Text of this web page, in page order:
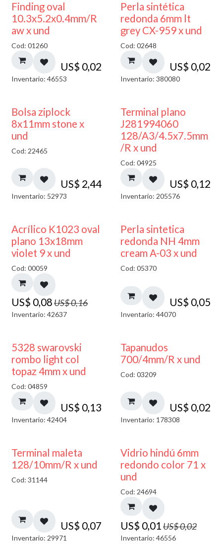
Finding oval
10.3x5.2x0.4mm/R
aw x und
Cod: 01260
US$ 0,02
Inventario: 46553
Perla sintética
redonda 6mm lt
grey CX-959 x und
Cod: 02648
US$ 0,02
Inventario: 380080
¡NUEVO!
Bolsa ziplock
8x11mm stone x
und
Cod: 22465
US$ 2,44
Inventario: 52973
Terminal plano
J281994060
128/A3/4.5x7.5mm
/R x und
Cod: 04925
US$ 0,12
Inventario: 205576
50% DESCUENTO
Acrílico K1023 oval
plano 13x18mm
violet 9 x und
Cod: 00059
US$ 0,08US$0,16
Inventario: 42637
Perla sintetica
redonda NH 4mm
cream A-03 x und
Cod: 05370
US$ 0,05
Inventario: 44070
5328 swarovski
rombo light col
topaz 4mm x und
Cod: 04859
US$ 0,13
Inventario: 42404
Tapanudos
700/4mm/R x und
Cod: 03209
US$ 0,02
Inventario: 178308
Terminal maleta
128/10mm/R x und
Cod: 31144
US$ 0,07
Inventario: 29971
40% DESCUENTO
Vidrio hindú 6mm
redondo color 71 x
und
Cod: 24694
US$ 0,01US$0,02
Inventario: 46556